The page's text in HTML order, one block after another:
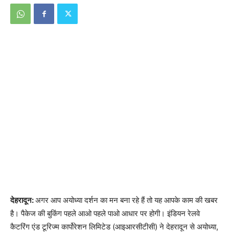
देहरादून:अगर आप अयोध्या दर्शन का मन बना रहे हैं तो यह आपके काम की खबर
है। पैकेज की बुकिंग पहले आओ पहले पाओ आधार पर होगी। इंडियन रेलवे
कैटरिंग एंड टूरिज्म कार्पोरेशन लिमिटेड (आइआरसीटीसी) ने देहरादून से अयोध्या,